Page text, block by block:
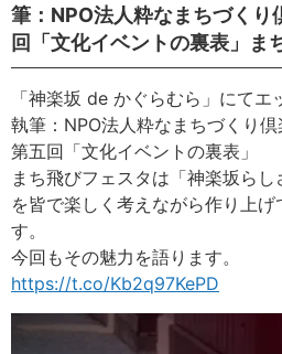
筆：NPO法人粋なまちづく
回「文化イベントの裏表」ま
「神楽坂 de かぐらむら」にてエ
執筆：NPO法人粋なまちづくり
第五回「文化イベントの裏表」
まち飛びフェスタは「神楽坂らし
を皆で楽しく考えながら作り上
す。
今回もその魅力を語ります。
https://t.co/Kb2q97KePD